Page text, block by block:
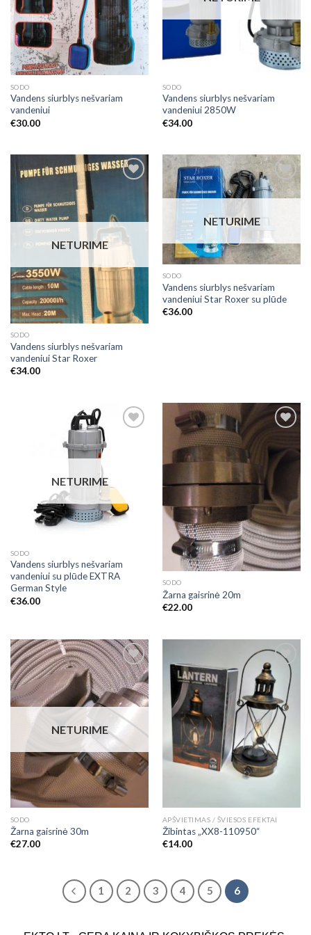
SODO
Vandens siurblys nešvariam
vandeniui
€30.00
SODO
Vandens siurblys nešvariam
vandeniui 2850W
€34.00
NETURIME
SODO
Vandens siurblys nešvariam
vandeniui Star Roxer
€34.00
Add to
Wishlist
NETURIME
SODO
Vandens siurblys nešvariam
vandeniui Star Roxer su plūde
€36.00
NETURIME
SODO
Vandens siurblys nešvariam
vandeniui su plūde EXTRA
German Style
€36.00
Wishlist
SODO
Žarna gaisrinė 20m
€22.00
Add to
Wishlist
NETURIME
SODO
Žarna gaisrinė 30m
€27.00
Add to
Wishlist
APŠVIETIMAS / ŠVIESOS EFEKTAI
Žibintas „XX8-110950“
€14.00
1 2 3 4 5 6